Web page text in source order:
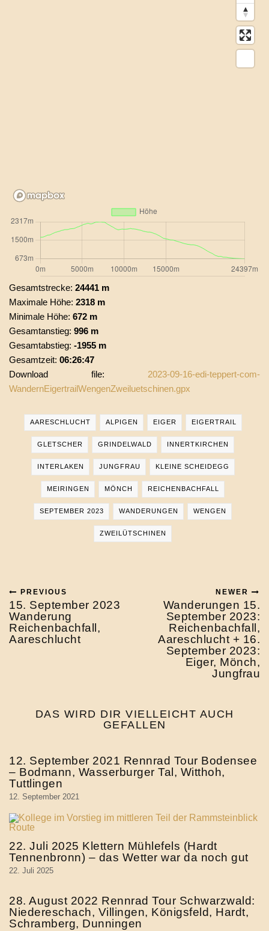
Gesamtstrecke: 24441 m
Maximale Höhe: 2318 m
Minimale Höhe: 672 m
Gesamtanstieg: 996 m
Gesamtabstieg: -1955 m
Gesamtzeit: 06:26:47
Download file: 2023-09-16-edi-teppert-com-
WandernEigertrailWengenZweiluetschinen.gpx
AARESCHLUCHT ALPIGEN EIGER EIGERTRAIL
GLETSCHER GRINDELWALD INNERTKIRCHEN
INTERLAKEN JUNGFRAU KLEINE SCHEIDEGG
MEIRINGEN MÖNCH REICHENBACHFALL
SEPTEMBER 2023 WANDERUNGEN WENGEN
ZWEILÜTSCHINEN
PREVIOUS
15. September 2023
Wanderung
Reichenbachfall,
Aareschlucht
NEWER
Wanderungen 15.
September 2023:
Reichenbachfall,
Aareschlucht + 16.
September 2023:
Eiger, Mönch,
Jungfrau
DAS WIRD DIR VIELLEICHT AUCH
GEFALLEN
12. September 2021 Rennrad Tour Bodensee
– Bodmann, Wasserburger Tal, Witthoh,
Tuttlingen
12. September 2021
22. Juli 2025 Klettern Mühlefels (Hardt
Tennenbronn) – das Wetter war da noch gut
22. Juli 2025
28. August 2022 Rennrad Tour Schwarzwald:
Niedereschach, Villingen, Königsfeld, Hardt,
Schramberg, Dunningen